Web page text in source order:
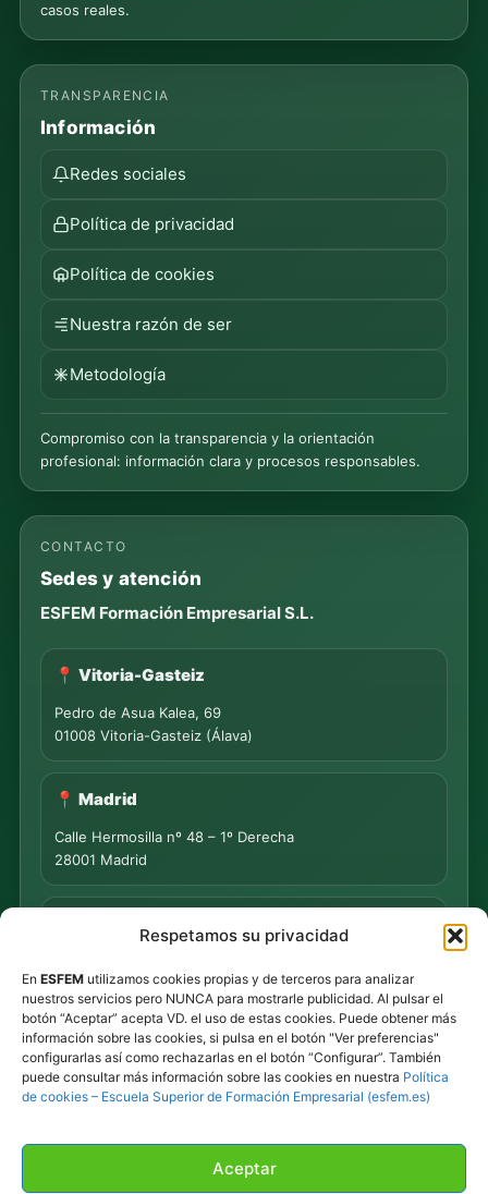
Respetamos su privacidad
En ESFEM utilizamos cookies propias y de terceros para analizar
nuestros servicios pero NUNCA para mostrarle publicidad. Al pulsar el
botón “Aceptar” acepta VD. el uso de estas cookies. Puede obtener más
información sobre las cookies, si pulsa en el botón "Ver preferencias"
configurarlas así como rechazarlas en el botón “Configurar”. También
puede consultar más información sobre las cookies en nuestra Política
de cookies – Escuela Superior de Formación Empresarial (esfem.es)
Aceptar
casos reales.
TRANSPARENCIA
Información
Redes sociales
Política de privacidad
Política de cookies
Nuestra razón de ser
Metodología
Compromiso con la transparencia y la orientación
profesional: información clara y procesos responsables.
CONTACTO
Sedes y atención
ESFEM Formación Empresarial S.L.
📍 Vitoria-Gasteiz
Pedro de Asua Kalea, 69
01008 Vitoria-Gasteiz (Álava)
📍 Madrid
Calle Hermosilla nº 48 – 1º Derecha
28001 Madrid
📍 PUNTO DE MEDIACIÓN S.L.
32003 Ourense
Tel. 639 44 55 73 · 647 500 435
Tel. 945 492 491
Email info@esfem.net